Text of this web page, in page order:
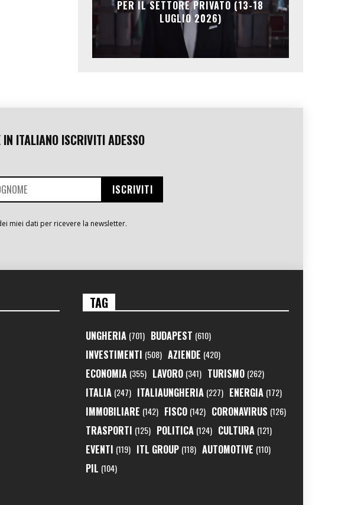
PER IL SETTORE PRIVATO (13-18
LUGLIO 2026)
ITALIANO ISCRIVITI ADESSO
miei dati per ricevere la newsletter.
TAG
UNGHERIA (701) BUDAPEST (610)
INVESTIMENTI (508) AZIENDE (420)
ECONOMIA (355) LAVORO (341) TURISMO (262)
ITALIA (247) ITALIAUNGHERIA (227) ENERGIA (172)
IMMOBILIARE (142) FISCO (142) CORONAVIRUS (126)
TRASPORTI (125) POLITICA (124) CULTURA (121)
EVENTI (119) ITL GROUP (118) AUTOMOTIVE (110)
PIL (104)